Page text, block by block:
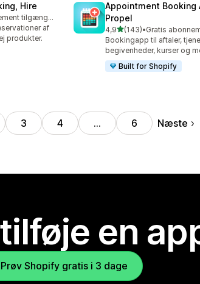
Hire
Gratis abonnement tilgængeligt
af
produkter.
Appointment Booking
Propel
4,9ud af 5 stjerner
(143)
143 anmeldelser i alt
•
Bookingapp til aftaler,
begivenheder, kurser og
Built for Shopify
3 4 … 6 Næste
en
Prøv Shopify gratis i 3 dage